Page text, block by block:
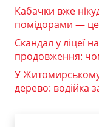
Кабачки вже
помідорами — це
Скандал у ліцеї
продовження:
У Житомирському
дерево: водійка